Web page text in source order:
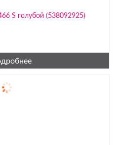
S голубой (538092925)